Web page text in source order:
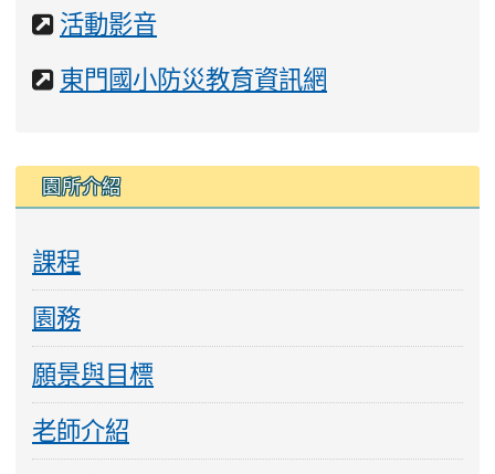
網
活動影音
網
東門國小防災教育資訊網
園所介紹
課程
園務
願景與目標
老師介紹